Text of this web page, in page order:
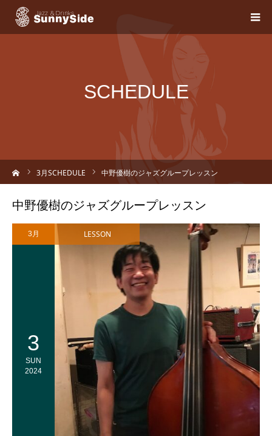
SCHEDULE
3月SCHEDULE 中野優樹のジャズグループレッスン
中野優樹のジャズグループレッスン
3月
3
SUN
2024
LESSON